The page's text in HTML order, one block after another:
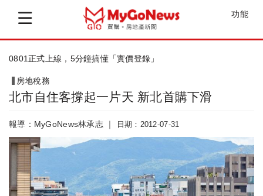
功能
「房價溫度計」搜出北市40萬以下「房市...
房地稅務
北市自住客撐起一片天 新北首購下滑
報導：MyGoNews林承志 ｜ 日期：2012-07-31